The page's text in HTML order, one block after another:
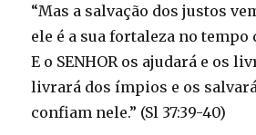
“Mas a salvação dos justos
ele é a sua fortaleza no tempo
E o SENHOR os ajudará e os
livrará dos ímpios e os
confiam nele.” (Sl 37:39-40)